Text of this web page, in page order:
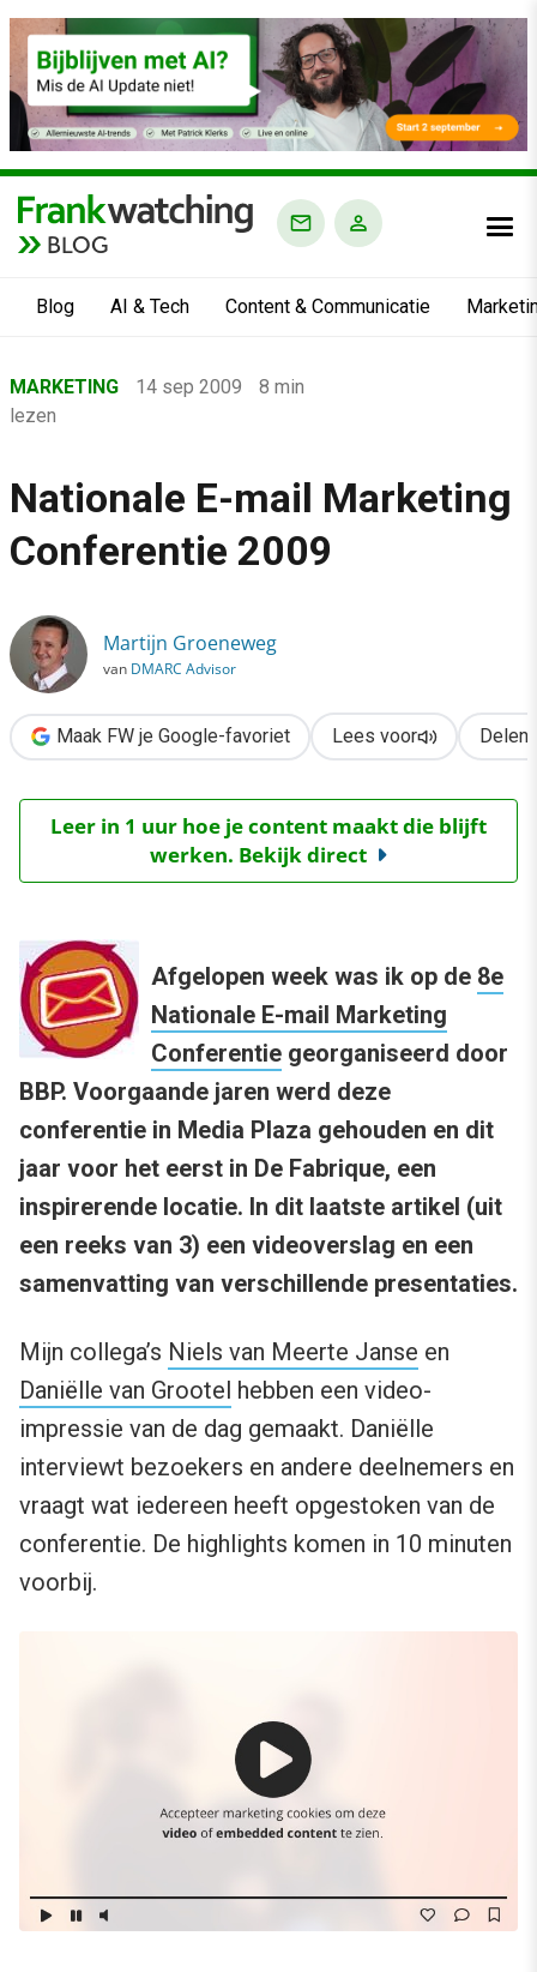
BLOG
Blog AI & Tech Content & Communicatie
›
Marketing
›
MARKETING 14 sep 2009
8 min
lezen
Nationale E-mail Marketing
Conferentie 2009
Martijn Groeneweg
van DMARC Advisor
Maak FW je Google-favoriet Lees voor Delen
Leer in 1 uur hoe je content maakt die blijft
werken. Bekijk direct
Afgelopen week was ik op de 8e
Nationale E-mail Marketing
Conferentie georganiseerd door
BBP. Voorgaande jaren werd deze
conferentie in Media Plaza gehouden en dit
jaar voor het eerst in De Fabrique, een
inspirerende locatie. In dit laatste artikel (uit
een reeks van 3) een videoverslag en een
samenvatting van verschillende presentaties.
Mijn collega’s Niels van Meerte Janse en
Daniëlle van Grootel hebben een video-
impressie van de dag gemaakt. Daniëlle
interviewt bezoekers en andere deelnemers en
vraagt wat iedereen heeft opgestoken van de
conferentie. De highlights komen in 10 minuten
voorbij.